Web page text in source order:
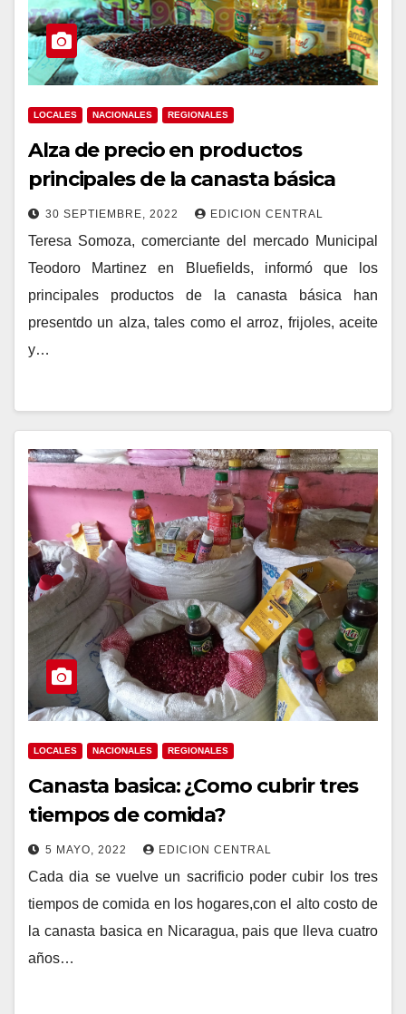
LOCALES NACIONALES REGIONALES
Alza de precio en productos
principales de la canasta básica
30 SEPTIEMBRE, 2022 EDICION CENTRAL
Teresa Somoza, comerciante del mercado Municipal
Teodoro Martinez en Bluefields, informó que los
principales productos de la canasta básica han
presentdo un alza, tales como el arroz, frijoles, aceite
y…
LOCALES NACIONALES REGIONALES
Canasta basica: ¿Como cubrir tres
tiempos de comida?
5 MAYO, 2022 EDICION CENTRAL
Cada dia se vuelve un sacrificio poder cubir los tres
tiempos de comida en los hogares,con el alto costo de
la canasta basica en Nicaragua, pais que lleva cuatro
años…